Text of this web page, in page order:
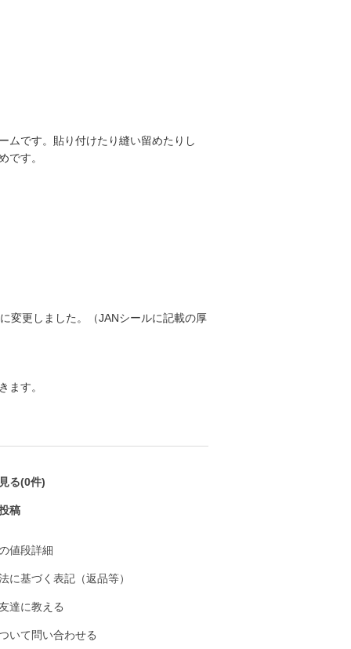
ムです。貼り付けたり縫い留めたりし
です。
更しました。（JANシールに記載の厚
ます。
る(0件)
稿
値段詳細
に基づく表記（返品等）
達に教える
いて問い合わせる